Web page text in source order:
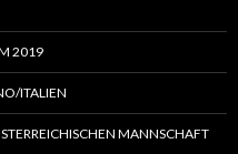
2019
ITALIEN
MANNSCHAFT